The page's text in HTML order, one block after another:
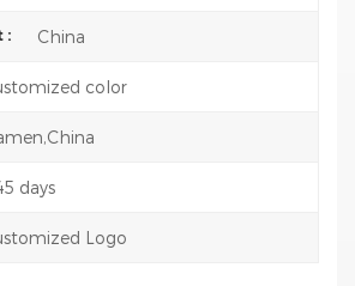
: China
color
days
Logo